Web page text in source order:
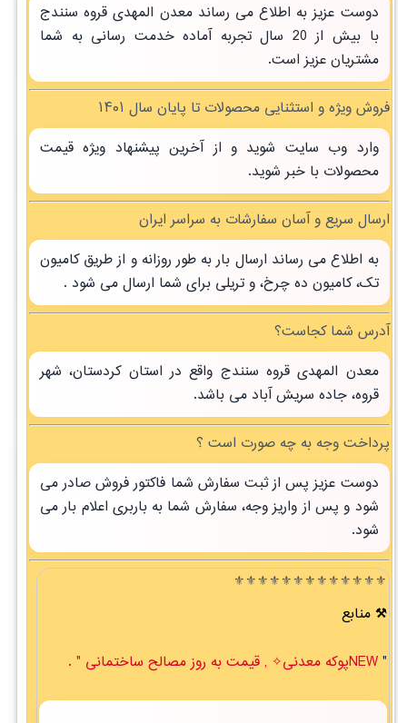
دوست عزیز به اطلاع می رساند معدن المهدی قروه سنندج
با بیش از 20 سال تجربه آماده خدمت رسانی به شما
مشتریان عزیز است.
فروش ویژه و استثنایی محصولات تا پایان سال ۱۴۰۱
وارد وب سایت شوید و از آخرین پیشنهاد ویژه قیمت
محصولات با خبر شوید.
ارسال سریع و آسان سفارشات به سراسر ایران
به اطلاع می رساند ارسال بار به طور روزانه و از طریق کامیون
تک، کامیون ده چرخ، و تریلی برای شما ارسال می شود .
آدرس شما کجاست؟
معدن المهدی قروه سنندج واقع در استان کردستان، شهر
قروه، جاده سریش آباد می باشد.
پرداخت وجه به چه صورت است ؟
دوست عزیز پس از ثبت سفارش شما فاکتور فروش صادر می
شود و پس از واریز وجه، سفارش شما به باربری اعلام بار می
شود.
⚜️⚜️⚜️⚜️⚜️⚜️⚜️⚜️⚜️⚜️⚜️⚜️⚜️
منابع
"NEWپوکه معدنی✧ , قیمت به روز مصالح ساختمانی " .